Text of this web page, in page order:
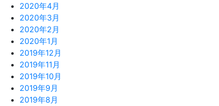
2020年4月
2020年3月
2020年2月
2020年1月
2019年12月
2019年11月
2019年10月
2019年9月
2019年8月